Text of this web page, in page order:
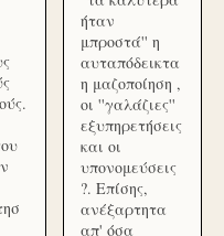
ήταν
μπροστά'' η
αυταπόδεικτα
η μαζοποίηση ,
οι ''γαλάζιες''
εξυπηρετήσεις
και οι
υπονομεύσεις
?. Επίσης,
ανέξαρτητα
απ' όσα